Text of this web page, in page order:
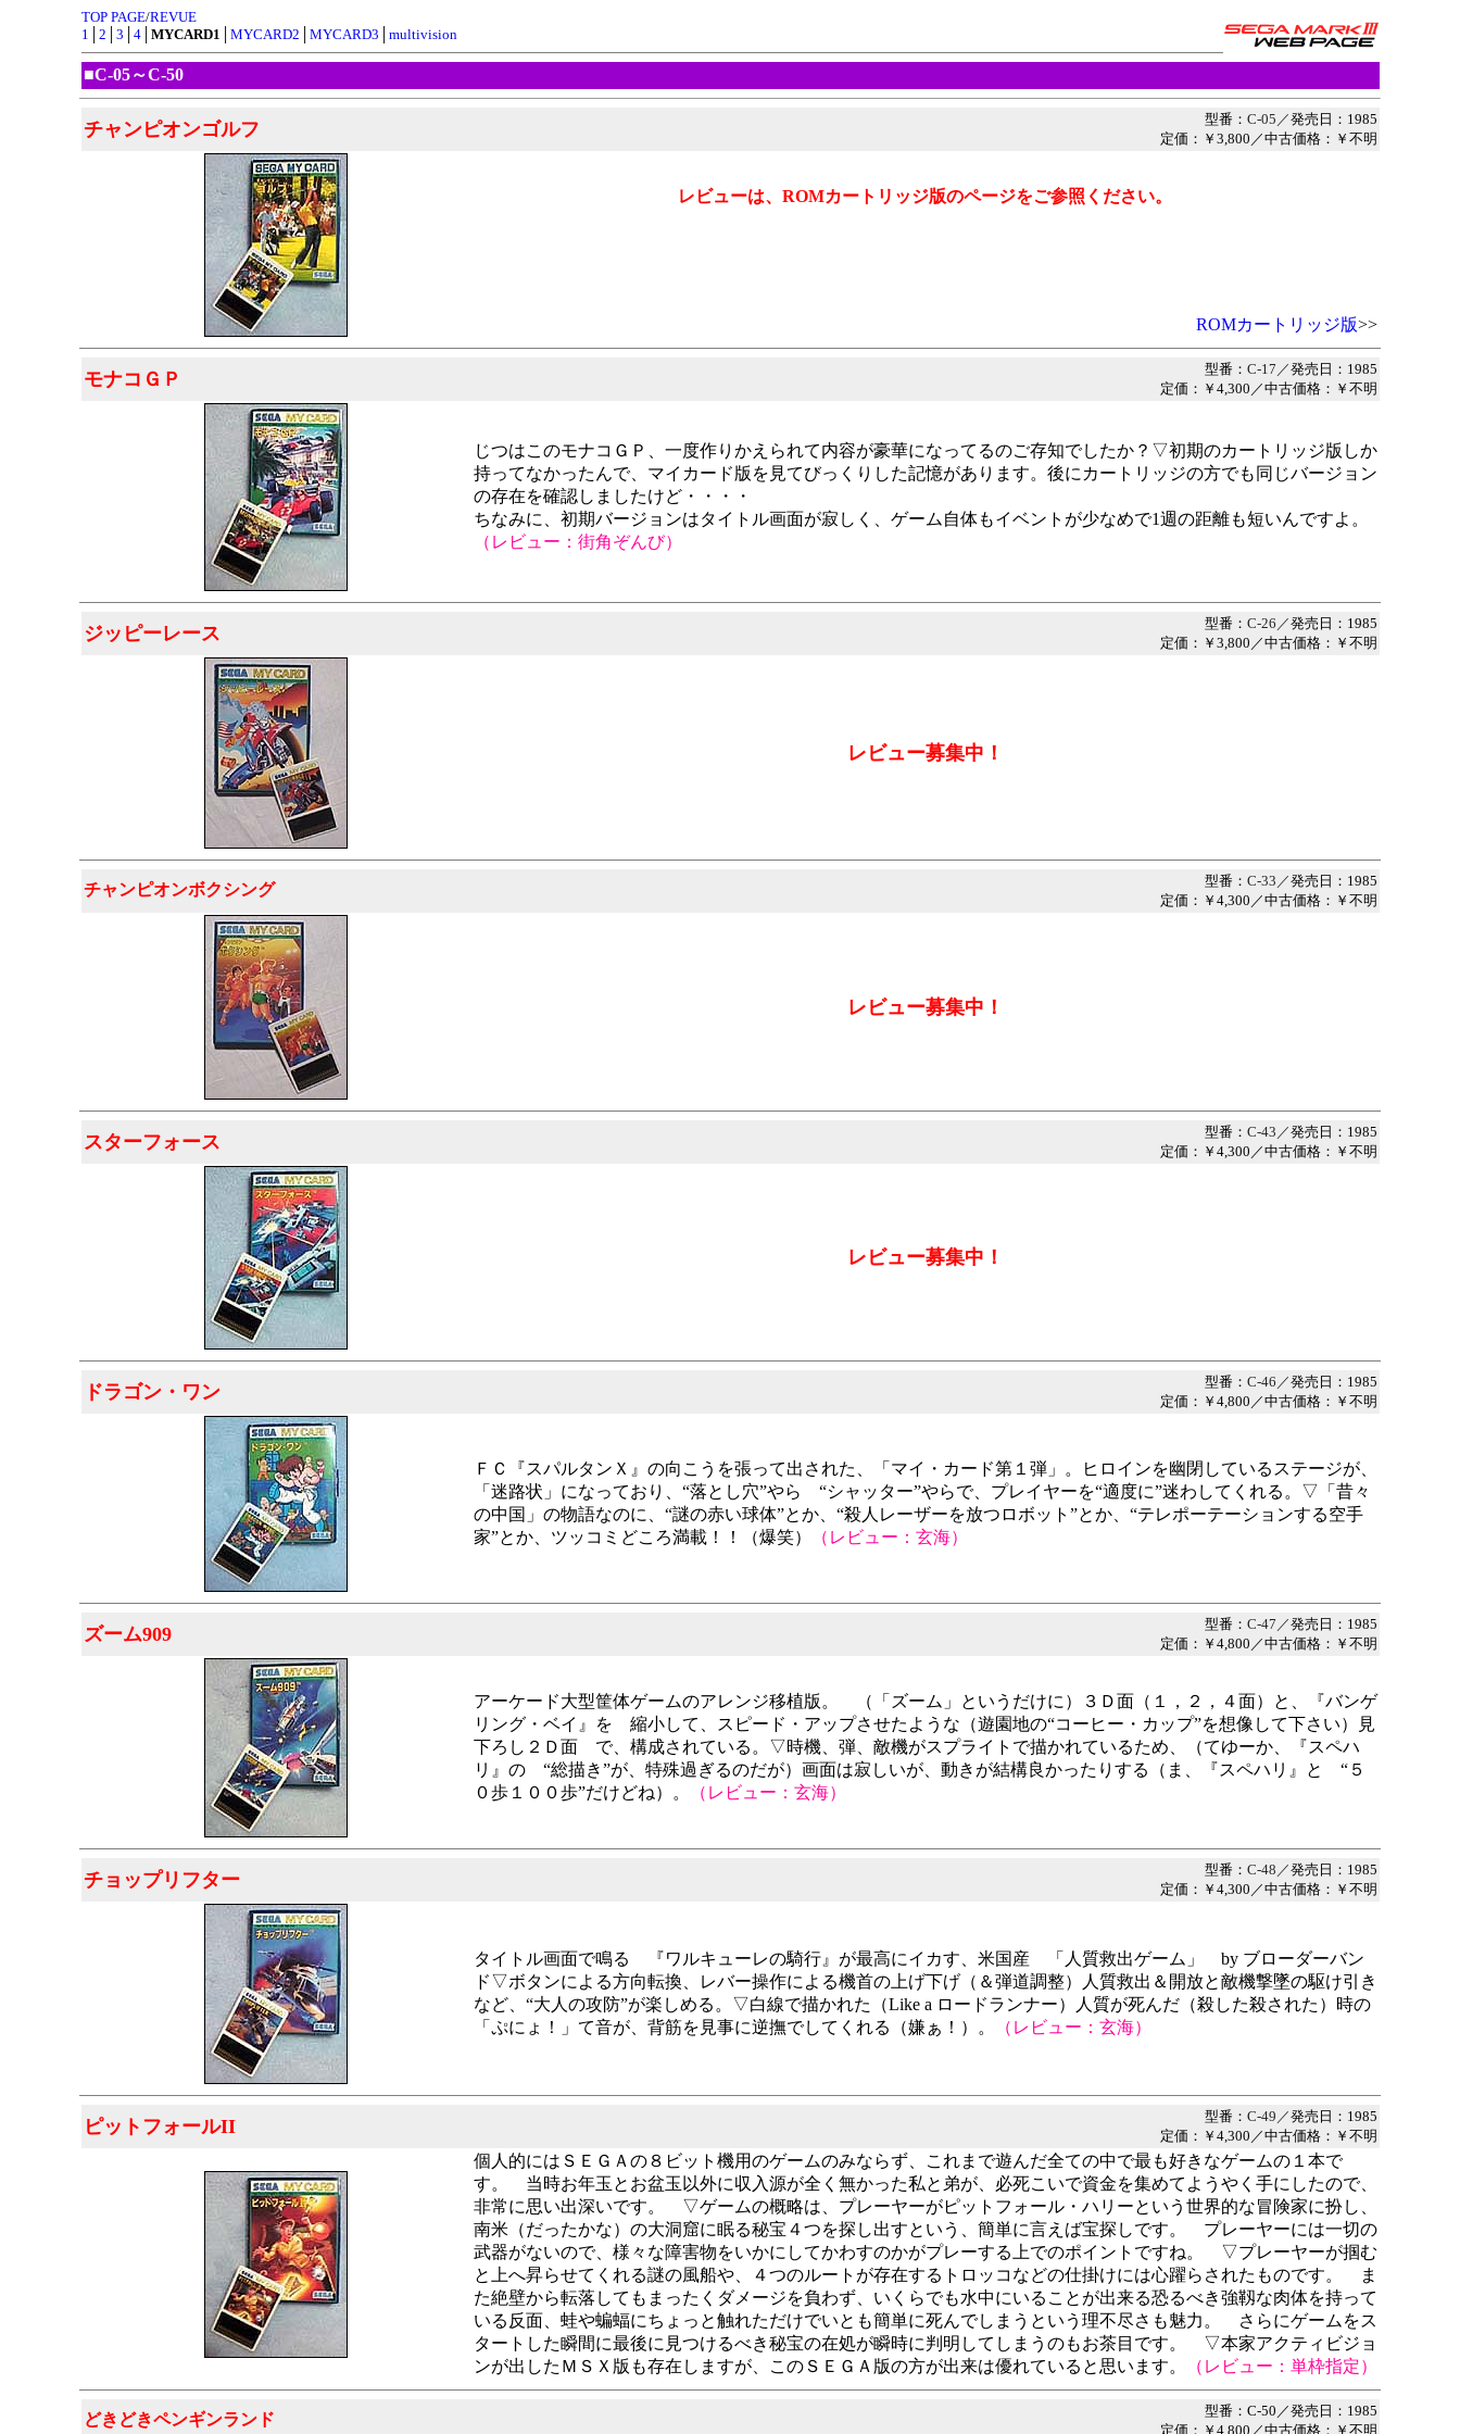
TOP PAGE/REVUE
1
2 3 4│ MYCARD1 MYCARD2 MYCARD3 multivision
■C-05～C-50
チャンピオンゴルフ 型番： C-05／発売日：1985
定価：￥3,800／中古価格：￥不明
レビューは、ROMカートリッジ版のページをご参照ください。
ROMカートリッジ版>>
モナコＧＰ 型番： C-17／発売日：1985
定価：￥4,300／中古価格：￥不明
じつはこのモナコＧＰ、一度作りかえられて内容が豪華になってるのご存知でしたか？▽初期のカートリッジ版しか
持ってなかったんで、マイカード版を見てびっくりした記憶があります。後にカートリッジの方でも同じバージョン
の存在を確認しましたけど・・・・
ちなみに、初期バージョンはタイトル画面が寂しく、ゲーム自体もイベントが少なめで1週の距離も短いんですよ。
（レビュー：街角ぞんび）
ジッピーレース 型番： C-26／発売日：1985
定価：￥3,800／中古価格：￥不明
レビュー募集中！
チャンピオンボクシング 型番： C-33／発売日：1985
定価：￥4,300／中古価格：￥不明
レビュー募集中！
スターフォース 型番： C-43／発売日：1985
定価：￥4,300／中古価格：￥不明
レビュー募集中！
ドラゴン・ワン 型番： C-46／発売日：1985
定価：￥4,800／中古価格：￥不明
ＦＣ『スパルタンＸ』の向こうを張って出された、「マイ・カード第１弾」。ヒロインを幽閉しているステージが、
「迷路状」になっており、“落とし穴”やら “シャッター”やらで、プレイヤーを“適度に”迷わしてくれる。▽「昔々
の中国」の物語なのに、“謎の赤い球体”とか、“殺人レーザーを放つロボット”とか、“テレポーテーションする空手
家”とか、ツッコミどころ満載！！（爆笑）
（レビュー：玄海）
ズーム909 型番： C-47／発売日：1985
定価：￥4,800／中古価格：￥不明
アーケード大型筐体ゲームのアレンジ移植版。 （「ズーム」というだけに）３Ｄ面（１，２，４面）と、『バンゲ
リング・ベイ』を 縮小して、スピード・アップさせたような（遊園地の“コーヒー・カップ”を想像して下さい）見
下ろし２Ｄ面 で、構成されている。▽時機、弾、敵機がスプライトで描かれているため、（てゆーか、『スペハ
リ』の “総描き”が、特殊過ぎるのだが）画面は寂しいが、動きが結構良かったりする（ま、『スペハリ』と “５
０歩１００歩”だけどね）。
（レビュー：玄海）
チョップリフター 型番： C-48／発売日：1985
定価：￥4,300／中古価格：￥不明
タイトル画面で鳴る 『ワルキューレの騎行』が最高にイカす、米国産 「人質救出ゲーム」 by ブローダーバン
ド▽ボタンによる方向転換、レバー操作による機首の上げ下げ（＆弾道調整）人質救出＆開放と敵機撃墜の駆け引き
など、“大人の攻防”が楽しめる。▽白線で描かれた（Like a ロードランナー）人質が死んだ（殺した殺された）時の
「ぷにょ！」て音が、背筋を見事に逆撫でしてくれる（嫌ぁ！）。
（レビュー：玄海）
ピットフォールII 型番： C-49／発売日：1985
定価：￥4,300／中古価格：￥不明
個人的にはＳＥＧＡの８ビット機用のゲームのみならず、これまで遊んだ全ての中で最も好きなゲームの１本で
す。 当時お年玉とお盆玉以外に収入源が全く無かった私と弟が、必死こいで資金を集めてようやく手にしたので、
非常に思い出深いです。 ▽ゲームの概略は、プレーヤーがピットフォール・ハリーという世界的な冒険家に扮し、
南米（だったかな）の大洞窟に眠る秘宝４つを探し出すという、簡単に言えば宝探しです。 プレーヤーには一切の
武器がないので、様々な障害物をいかにしてかわすのかがプレーする上でのポイントですね。 ▽プレーヤーが掴む
と上へ昇らせてくれる謎の風船や、４つのルートが存在するトロッコなどの仕掛けには心躍らされたものです。 ま
た絶壁から転落してもまったくダメージを負わず、いくらでも水中にいることが出来る恐るべき強靱な肉体を持って
いる反面、蛙や蝙蝠にちょっと触れただけでいとも簡単に死んでしまうという理不尽さも魅力。 さらにゲームをス
タートした瞬間に最後に見つけるべき秘宝の在処が瞬時に判明してしまうのもお茶目です。 ▽本家アクティビジョ
ンが出したＭＳＸ版も存在しますが、このＳＥＧＡ版の方が出来は優れていると思います。
（レビュー：単枠指定）
どきどきペンギンランド
型番：C-50／発売日：1985
定価：￥4,800／中古価格：￥不明